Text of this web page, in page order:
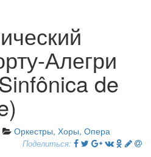
Алегри
de
Оркестры, Хоры, Опера
Поделиться: